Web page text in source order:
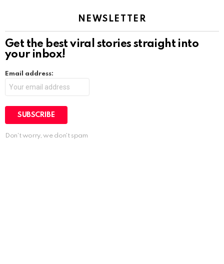
NEWSLETTER
Get the best viral stories straight into
your inbox!
Email address:
Don't worry, we don't spam